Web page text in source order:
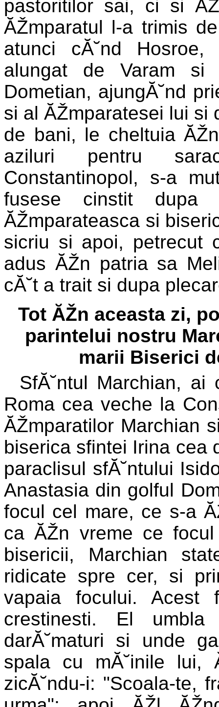
pastoritilor sai, ci si
ĂŽmparatul l-a trimis
atunci cĂ˘nd Hosroe,
alungat de Varam si
Dometian, ajungĂ˘nd
si al ĂŽmparatesei lui si
de bani, le cheltuia
aziluri pentru
Constantinopol, s-a
fusese cinstit dupa
ĂŽmparateasca si
sicriu si apoi, petrecut
adus ĂŽn patria sa
cĂ˘t a trait si dupa
Tot ĂŽn aceasta zi,
parintelui nostru
marii Biserici
SfĂ˘ntul Marchian,
Roma cea veche la
ĂŽmparatilor Marchian
biserica sfintei Irina cea
paraclisul sfĂ˘ntului
Anastasia din golful
focul cel mare, ce s-a
ca ĂŽn vreme ce
bisericii, Marchian
ridicate spre cer, si
vapaia focului.
crestinesti. El
darĂ˘maturi si unde
spala cu mĂ˘inile lui,
zicĂ˘ndu-i: "Scoala-te,